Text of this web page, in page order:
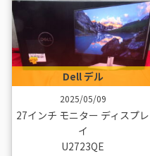
Dell デル
2025/05/09
27インチ モニター ディスプレ
イ
U2723QE